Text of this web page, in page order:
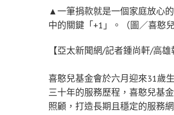
▲一筆捐款就是一個家庭放心
中的關鍵「+1」。（圖／喜憨
【亞太新聞網/記者鍾尚軒/
喜憨兒基金會於六月迎來31歲
三十年的服務歷程，喜憨兒基
照顧，打造長期且穩定的服務